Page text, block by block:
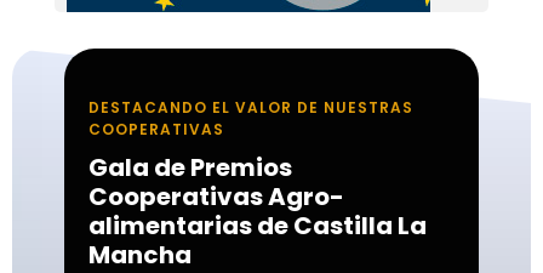
DESTACANDO EL VALOR DE NUESTRAS
COOPERATIVAS
Gala de Premios
Cooperativas Agro-
alimentarias de Castilla La
Mancha